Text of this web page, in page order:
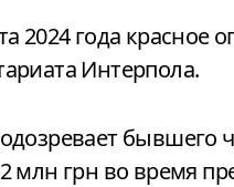
2024 года
Интерпола.
млн грн во время